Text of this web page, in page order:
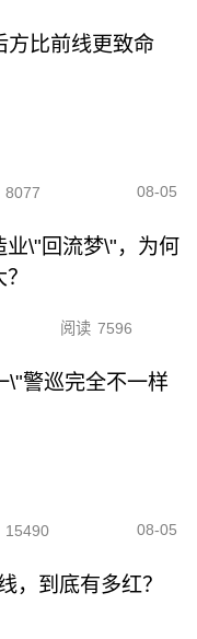
方比前线更致命
8077 08-05
业\"回流梦\"，为何
阅读 7596
\"警巡完全不一样
15490 08-05
，到底有多红？